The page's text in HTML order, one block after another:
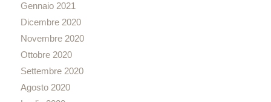
Gennaio 2021
Dicembre 2020
Novembre 2020
Ottobre 2020
Settembre 2020
Agosto 2020